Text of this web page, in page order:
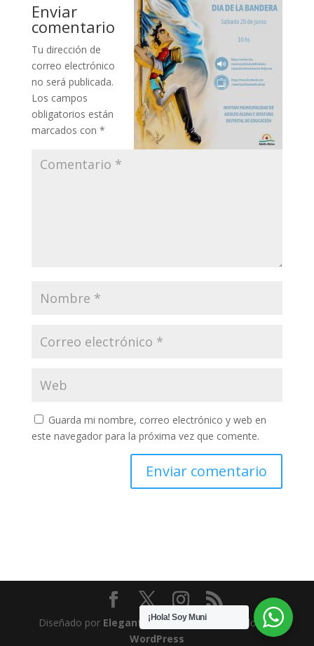
Enviar
comentario
Tu dirección de
correo electrónico
no será publicada.
Los campos
obligatorios están
marcados con *
Guarda mi nombre, correo electrónico y web en
este navegador para la próxima vez que comente.
Diseñado por Elegant Themes| Desarrollado por
WordPress
¡Hola! Soy Muni